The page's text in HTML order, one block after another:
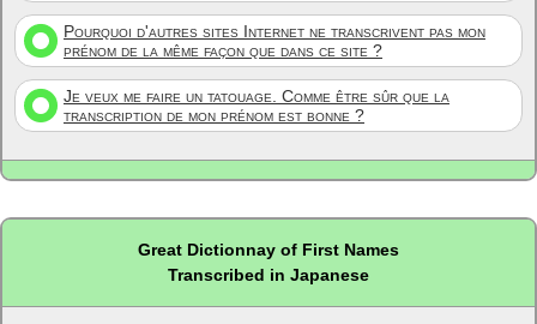
Pourquoi d'autres sites Internet ne transcrivent pas mon
prénom de la même façon que dans ce site ?
Je veux me faire un tatouage. Comme être sûr que la
transcription de mon prénom est bonne ?
Great Dictionnay of First Names
Transcribed in Japanese